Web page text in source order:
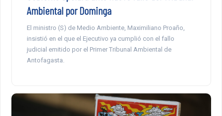
Ambiental por Dominga
El ministro (S) de Medio Ambiente, Maximiliano Proaño,
insistió en el que el Ejecutivo ya cumplió con el fallo
judicial emitido por el Primer Tribunal Ambiental de
Antofagasta.